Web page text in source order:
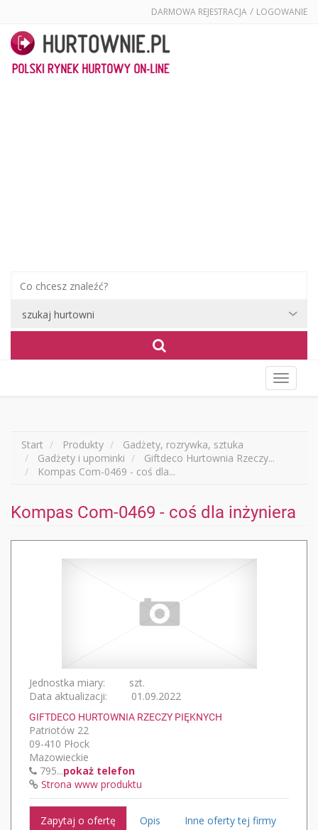
DARMOWA REJESTRACJA / LOGOWANIE
menu
Start Produkty
Gadżety, rozrywka, sztuka
Gadżety i upominki
Giftdeco Hurtownia Rzeczy...
Kompas Com-0469 - coś dla...
Kompas Com-0469 - coś dla inżyniera
Jednostka miary:
szt.
Data aktualizacji:
01.09.2022
GIFTDECO HURTOWNIA RZECZY PIĘKNYCH
Patriotów 22
09-410 Płock
Mazowieckie
795...pokaż telefon
Strona www produktu
Zapytaj o ofertę Opis Inne oferty tej firmy